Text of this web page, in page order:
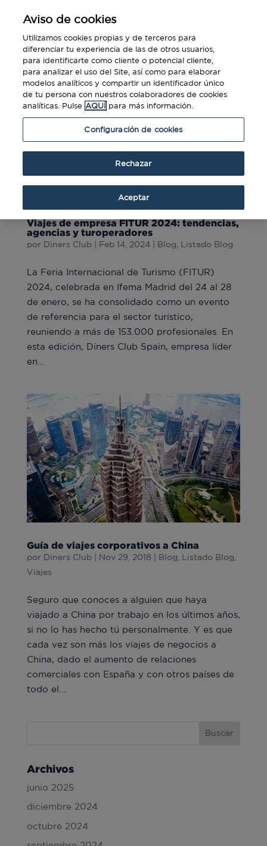
Viajes de empresa FITUR 2024: tendencias,
agencias y turoperadores
por Diners Club| Feb 14, 2024| Blog, Listado Blog
La Feria Internacional de Turismo (FITUR)
2024, celebrada en Ifema Madrid del 24 al 28
de enero, se ha consolidado como un evento
de referencia para el sector turístico,
reuniendo a más de 153.000 profesionales. En
esta edición, Diners Club Spain, empresa líder
en...
Guía de viajes corporativos a China
por Diners Club| Nov 29, 2018 Blog Listado Blog
Viajes
Seguro que conoces a alguien que haya
viajado a China por trabajo en los últimos años,
si no lo has hecho tú personalmente. Y es que
cada vez son más los viajes de negocios a
China, dado el aumento de relaciones
comerciales con España y con otros países de
todo el...
Archivos
junio 2025
diciembre 2024
octubre 2024
Aviso de cookies
Utilizamos cookies propias y de terceros para
diferenciar tu experiencia de las de otros usuarios,
para identificarte como cliente o potencial cliente,
para analizar el uso del Site, así como para elaborar
modelos analíticos y compartir un identificador único
de tu persona con nuestros colaboradores de cookies
analíticas. Pulse AQUÍ para más información.
Configuración de cookies
Rechazar
Aceptar